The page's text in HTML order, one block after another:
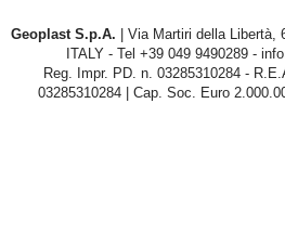
Geoplast S.p.A. | Via Martiri della Libertà,
ITALY - Tel +39 049 9490289 -
Reg. Impr. PD. n. 03285310284 -
03285310284 | Cap. Soc. Euro